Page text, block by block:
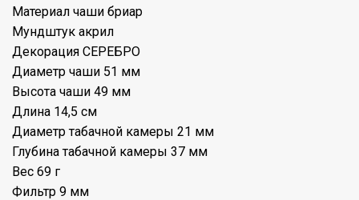
Материал чаши бриар
Мундштук акрил
Декорация СЕРЕБРО
Диаметр чаши 51 мм
Высота чаши 49 мм
Длина 14,5 см
Диаметр табачной камеры 21 мм
Глубина табачной камеры 37 мм
Вес 69 г
Фильтр 9 мм